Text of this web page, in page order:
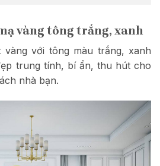
vàng tông trắng, xanh
với tông màu trắng, xanh
trung tính, bí ẩn, thu hút cho
nhà bạn.